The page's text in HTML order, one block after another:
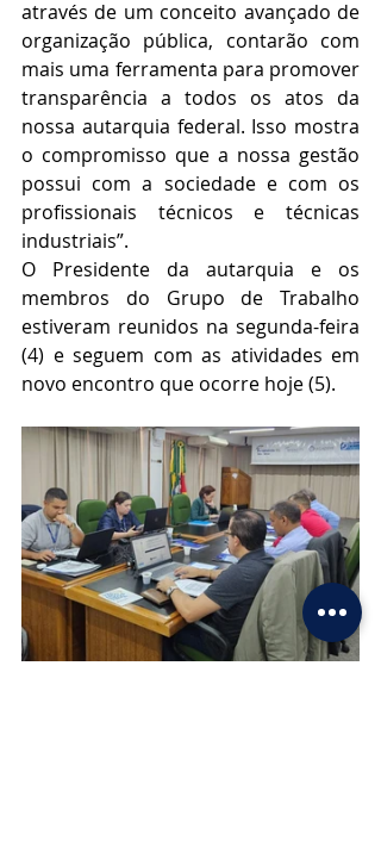
através de um conceito avançado de
organização pública, contarão com
mais uma ferramenta para promover
transparência a todos os atos da
nossa autarquia federal. Isso mostra
o compromisso que a nossa gestão
possui com a sociedade e com os
profissionais técnicos e técnicas
industriais”.
O Presidente da autarquia e os
membros do Grupo de Trabalho
estiveram reunidos na segunda-feira
(4) e seguem com as atividades em
novo encontro que ocorre hoje (5).